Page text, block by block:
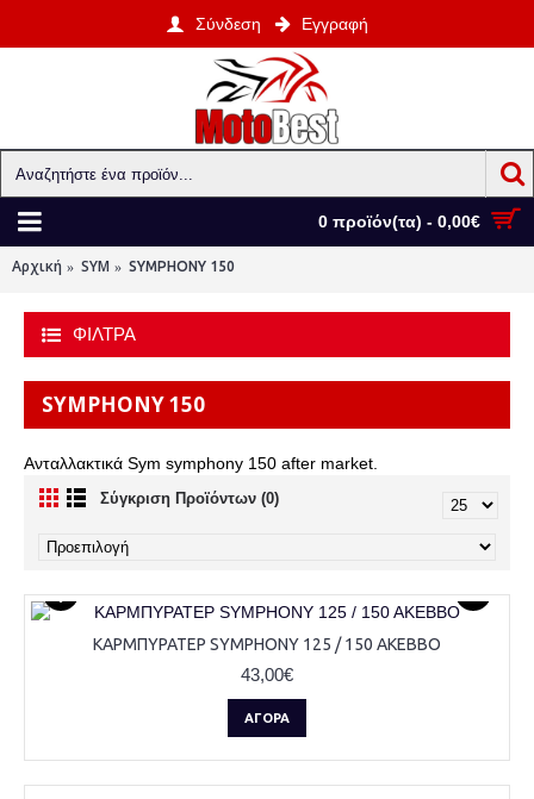
Σύνδεση Εγγραφή
0 προϊόν(τα) - 0,00€
Αρχική SYM SYMPHONY 150
ΦΙΛΤΡΑ
SYMPHONY 150
Ανταλλακτικά Sym symphony 150 after market.
Σύγκριση Προϊόντων (0)
ΚΑΡΜΠΥΡΑΤΕΡ SYMPHONY 125 / 150 AKEBBO
43,00€
ΑΓΟΡΆ